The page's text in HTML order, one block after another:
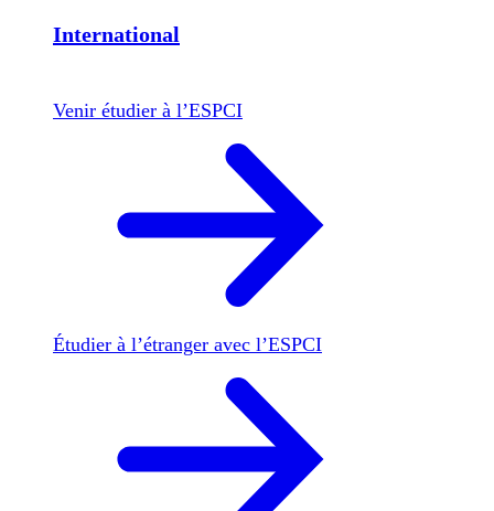
International
Venir étudier à l’ESPCI
Étudier à l’étranger avec l’ESPCI